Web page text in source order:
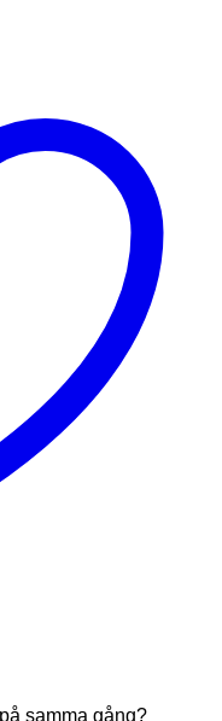
samma gång?